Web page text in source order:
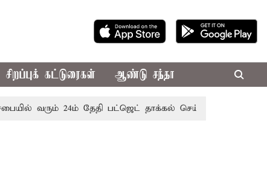
சிறப்புக் கட்டுரைகள் ஆண்டு சந்தா
வரும் 24ம் தேதி பட்ஜெட் தாக்கல் செய்கிறார் முதல்-